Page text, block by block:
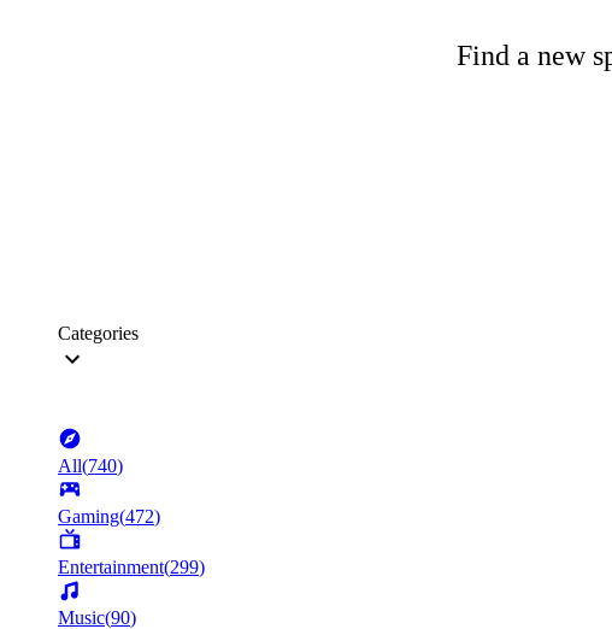
Find a new
Categories
All(740)
Gaming(472)
Entertainment(299)
Music(90)